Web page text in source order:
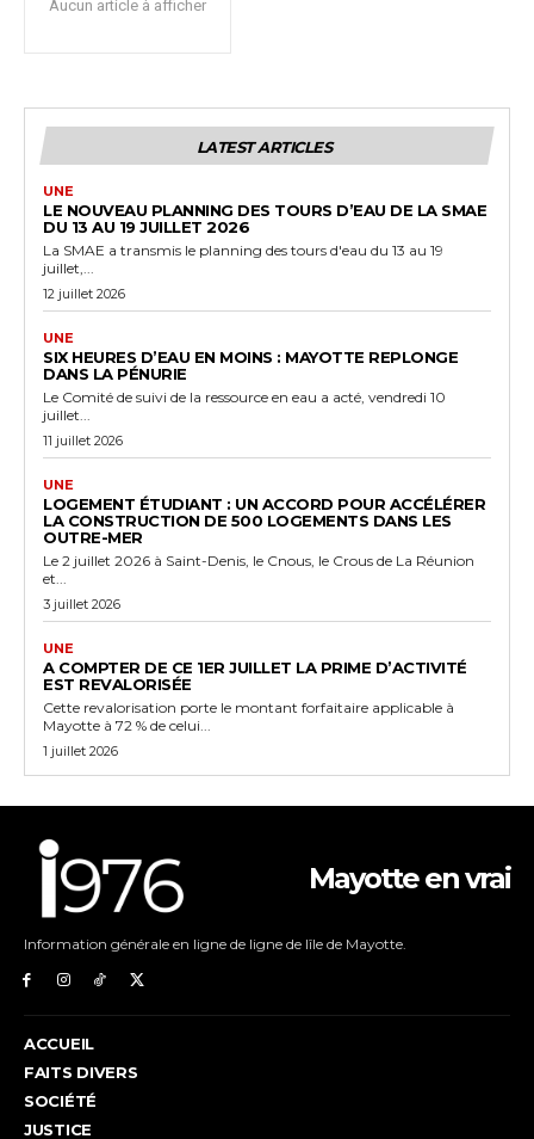
Aucun article à afficher
LATEST ARTICLES
UNE
LE NOUVEAU PLANNING DES TOURS D’EAU DE LA SMAE
DU 13 AU 19 JUILLET 2026
La SMAE a transmis le planning des tours d'eau du 13 au 19
juillet,...
12 juillet 2026
UNE
SIX HEURES D’EAU EN MOINS : MAYOTTE REPLONGE
DANS LA PÉNURIE
Le Comité de suivi de la ressource en eau a acté, vendredi 10
juillet...
11 juillet 2026
UNE
LOGEMENT ÉTUDIANT : UN ACCORD POUR ACCÉLÉRER
LA CONSTRUCTION DE 500 LOGEMENTS DANS LES
OUTRE-MER
Le 2 juillet 2026 à Saint-Denis, le Cnous, le Crous de La Réunion
et...
3 juillet 2026
UNE
A COMPTER DE CE 1ER JUILLET LA PRIME D’ACTIVITÉ
EST REVALORISÉE
Cette revalorisation porte le montant forfaitaire applicable à
Mayotte à 72 % de celui...
1 juillet 2026
Mayotte en vrai
Information générale en ligne de ligne de lîle de Mayotte.
ACCUEIL
FAITS DIVERS
SOCIÉTÉ
JUSTICE